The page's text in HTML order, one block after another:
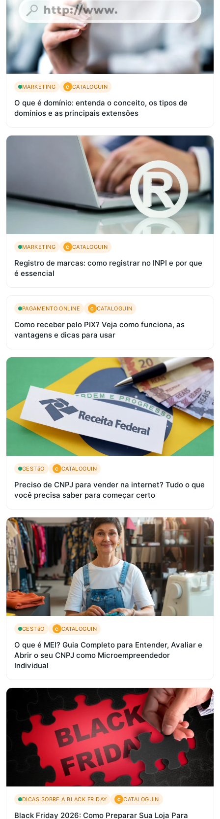
MARKETING C CATALOGUIN
O que é domínio: entenda o conceito, os tipos de
domínios e as principais extensões
MARKETING C CATALOGUIN
Registro de marcas: como registrar no INPI e por que
é essencial
PAGAMENTO ONLINE C CATALOGUIN
Como receber pelo PIX? Veja como funciona, as
vantagens e dicas para usar
GESTãO C CATALOGUIN
Preciso de CNPJ para vender na internet? Tudo o que
você precisa saber para começar certo
GESTãO C CATALOGUIN
O que é MEI? Guia Completo para Entender, Avaliar e
Abrir o seu CNPJ como Microempreendedor
Individual
DICAS SOBRE A BLACK FRIDAY C CATALOGUIN
Black Friday 2026: Como Preparar Sua Loja Para